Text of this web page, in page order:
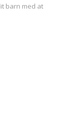
barn med at